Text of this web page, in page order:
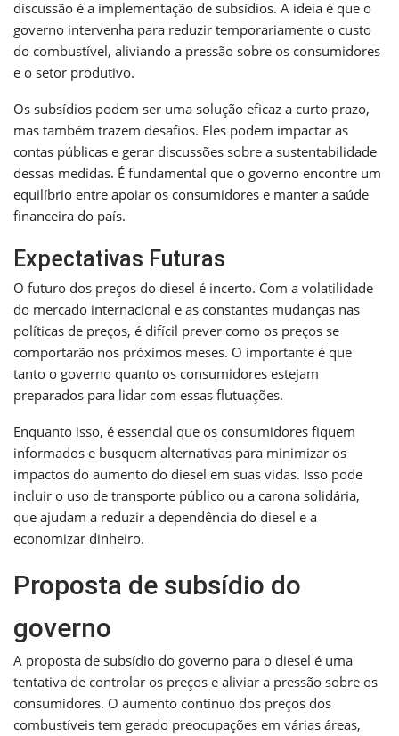
discussão é a implementação de subsídios. A ideia é que o
governo intervenha para reduzir temporariamente o custo
do combustível, aliviando a pressão sobre os consumidores
e o setor produtivo.
Os subsídios podem ser uma solução eficaz a curto prazo,
mas também trazem desafios. Eles podem impactar as
contas públicas e gerar discussões sobre a sustentabilidade
dessas medidas. É fundamental que o governo encontre um
equilíbrio entre apoiar os consumidores e manter a saúde
financeira do país.
Expectativas Futuras
O futuro dos preços do diesel é incerto. Com a volatilidade
do mercado internacional e as constantes mudanças nas
políticas de preços, é difícil prever como os preços se
comportarão nos próximos meses. O importante é que
tanto o governo quanto os consumidores estejam
preparados para lidar com essas flutuações.
Enquanto isso, é essencial que os consumidores fiquem
informados e busquem alternativas para minimizar os
impactos do aumento do diesel em suas vidas. Isso pode
incluir o uso de transporte público ou a carona solidária,
que ajudam a reduzir a dependência do diesel e a
economizar dinheiro.
Proposta de subsídio do
governo
A proposta de subsídio do governo para o diesel é uma
tentativa de controlar os preços e aliviar a pressão sobre os
consumidores. O aumento contínuo dos preços dos
combustíveis tem gerado preocupações em várias áreas,